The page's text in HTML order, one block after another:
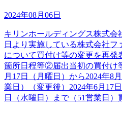
2024年08月06日
キリンホールディングス株式会
日より実施している株式会社フ
について買付け等の変更を再発
箇所日程等②届出当初の買付け
月17日（月曜日）から2024年8
業日）（変更後）2024年6月17
日（水曜日）まで（51営業日）